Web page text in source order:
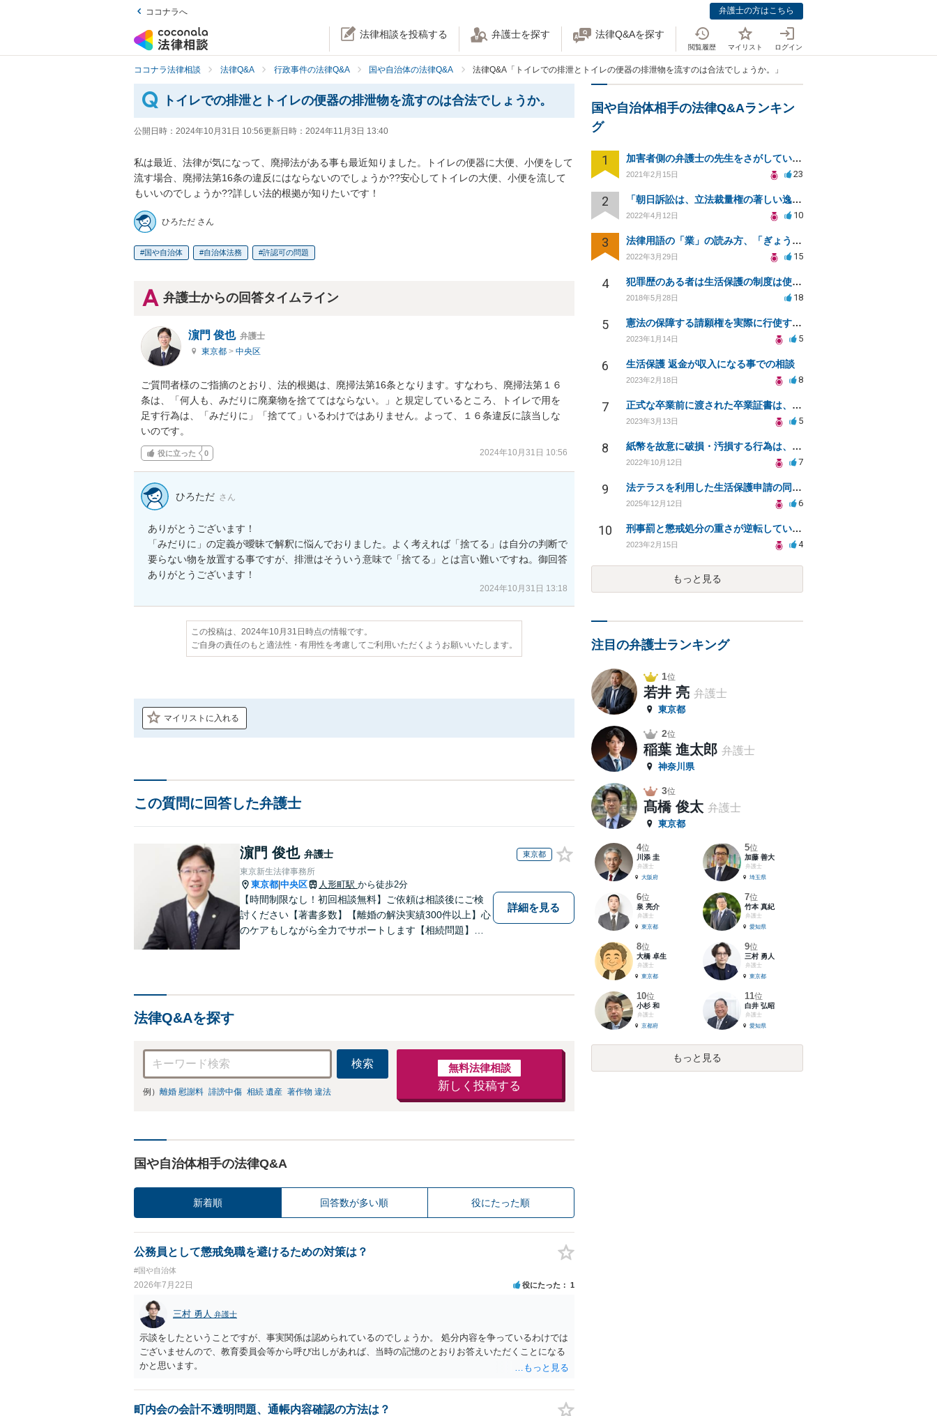
ココナラへ 弁護士の方はこちら
法律相談を投稿する 弁護士を探す 法律Q&Aを探す
閲覧履歴 マイリスト ログイン
ココナラ法律相談 法律Q&A 行政事件の法律Q&A 国や自治体の法律Q&A 法律Q&A「トイレでの排泄とトイレの便器の排泄物を流すのは合法でしょうか。」
トイレでの排泄とトイレの便器の排泄物を流すのは合法でしょうか。
公開日時： 2024年10月31日 10:56更新日時： 2024年11月3日 13:40
私は最近、法律が気になって、廃掃法がある事も最近知りました。トイレの便器に大便、小便をして
流す場合、廃掃法第16条の違反にはならないのでしょうか??安心してトイレの大便、小便を流して
もいいのでしょうか??詳しい法的根拠が知りたいです！
ひろただ さん
国や自治体 自治体法務 許認可の問題
弁護士からの回答タイムライン
濵門 俊也 弁護士
東京都 > 中央区
ご質問者様のご指摘のとおり、法的根拠は、廃掃法第16条となります。すなわち、廃掃法第１６
条は、「何人も、みだりに廃棄物を捨ててはならない。」と規定しているところ、トイレで用を
足す行為は、「みだりに」「捨てて」いるわけではありません。よって、１６条違反に該当しな
いのです。
役に立った 0 2024年10月31日 10:56
ひろただ さん
ありがとうございます！
「みだりに」の定義が曖昧で解釈に悩んでおりました。よく考えれば「捨てる」は自分の判断で
要らない物を放置する事ですが、排泄はそういう意味で「捨てる」とは言い難いですね。御回答
ありがとうございます！
2024年10月31日 13:18
この投稿は、2024年10月31日時点の情報です。
ご自身の責任のもと適法性・有用性を考慮してご利用いただくようお願いいたします。
マイリストに入れる
この質問に回答した弁護士
濵門 俊也 弁護士 東京都
東京新生法律事務所
東京都 中央区 人形町駅 から徒歩2分
【時間制限なし！初回相談無料】ご依頼は相談後にご検
討ください【著書多数】【離婚の解決実績300件以上】心
のケアもしながら全力でサポートします【相続問題】複
詳細を見る
法律Q&Aを探す
検索
例） 離婚 慰謝料 誹謗中傷 相続 遺産 著作物 違法
無料法律相談
新しく投稿する
国や自治体相手の法律Q&A
新着順 回答数が多い順 役にたった順
公務員として懲戒免職を避けるための対策は？
#国や自治体
2026年7月22日 役にたった 1
三村 勇人 弁護士
示談をしたということですが、事実関係は認められているのでしょうか。 処分内容を争っているわけでは
ございませんので、教育委員会等から呼び出しがあれば、当時の記憶のとおりお答えいただくことになる
かと思います。
町内会の会計不透明問題、通帳内容確認の方法は？
国や自治体相手の法律Q&Aランキン
グ
1 加害者側の弁護士の先生をさがしています
2021年2月15日 23
2 「朝日訴訟は、立法裁量権の著しい逸脱があれば司法審査の可能性を認めるという判例」という説明は誤りでは
2022年4月12日 10
3 法律用語の「業」の読み方、「ぎょう」か「なりわい」か？
2022年3月29日 15
4 犯罪歴のある者は生活保護の制度は使う権利は無いのでしょうか？
2018年5月28日 18
5 憲法の保障する請願権を実際に行使するには、具体的にはどのような手続きを踏めばよいのですか？
2023年1月14日 5
6 生活保護 返金が収入になる事での相談
2023年2月18日 8
7 正式な卒業前に渡された卒業証書は、卒業までは法的意義ある？卒業証書授与後に卒業撤回されたらどうなる？
2023年3月13日 5
8 紙幣を故意に破損・汚損する行為は、違法ではなくても、「権利の濫用」や「公序良俗に反する行為」に該当？
2022年10月12日 7
9 法テラスを利用した生活保護申請の同行依頼について
2025年12月12日 6
10 刑事罰と懲戒処分の重さが逆転している場合、法的には、どちらのが罪が〝重い〟ということになるのか？
2023年2月15日 4
もっと見る
注目の弁護士ランキング
1位
若井 亮 弁護士
東京都
2位
稲葉 進太郎 弁護士
神奈川県
3位
髙橋 俊太 弁護士
東京都
4位
川添 圭
弁護士
大阪府
5位
加藤 善大
弁護士
埼玉県
6位
泉 亮介
弁護士
東京都
7位
竹本 真紀
弁護士
愛知県
8位
大橋 卓生
弁護士
東京都
9位
三村 勇人
弁護士
東京都
10位
小杉 和
弁護士
京都府
11位
白井 弘昭
弁護士
愛知県
もっと見る